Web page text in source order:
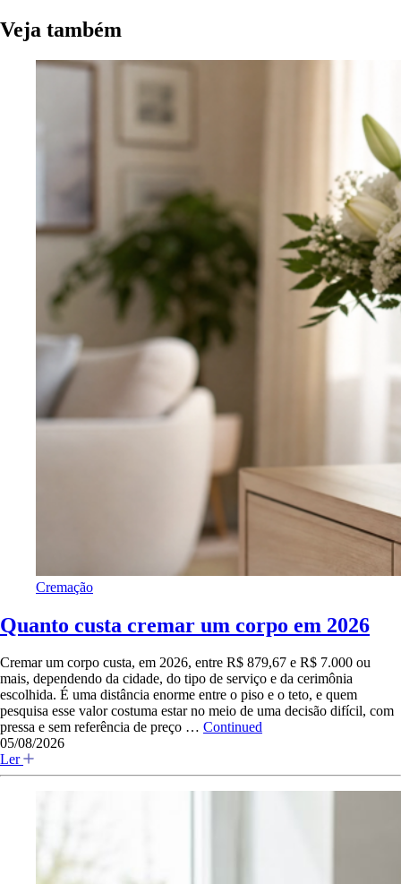
Veja também
Cremação
Quanto custa cremar um corpo em 2026
Cremar um corpo custa, em 2026, entre R$ 879,67 e R$ 7.000 ou
mais, dependendo da cidade, do tipo de serviço e da cerimônia
escolhida. É uma distância enorme entre o piso e o teto, e quem
pesquisa esse valor costuma estar no meio de uma decisão difícil, com
pressa e sem referência de preço … Continued
05/08/2026
Ler